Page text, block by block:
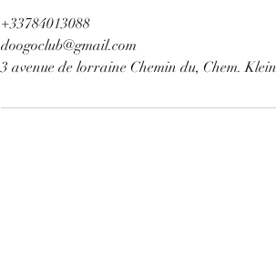
+33784013088
doogoclub@gmail.com
3 avenue de lorraine Chemin du, Chem.